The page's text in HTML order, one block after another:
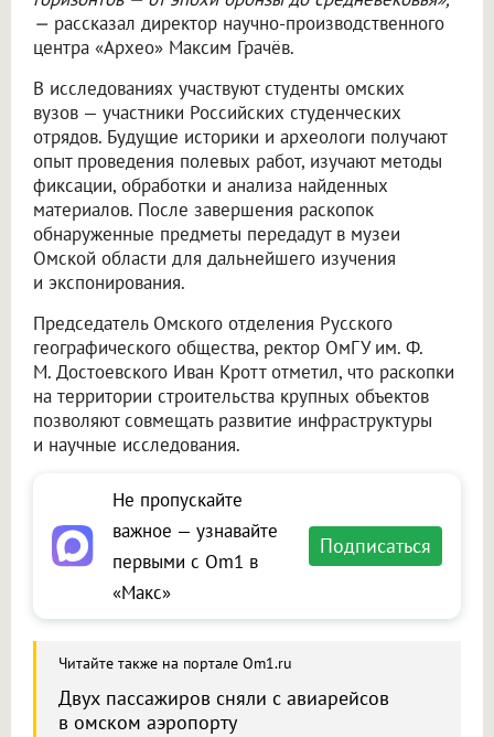
— рассказал директор научно-производственного
центра «Архео» Максим Грачёв.
В исследованиях участвуют студенты омских
вузов — участники Российских студенческих
отрядов. Будущие историки и археологи получают
опыт проведения полевых работ, изучают методы
фиксации, обработки и анализа найденных
материалов. После завершения раскопок
обнаруженные предметы передадут в музеи
Омской области для дальнейшего изучения
и экспонирования.
Председатель Омского отделения Русского
географического общества, ректор ОмГУ им. Ф.
М. Достоевского Иван Кротт отметил, что раскопки
на территории строительства крупных объектов
позволяют совмещать развитие инфраструктуры
и научные исследования.
Не пропускайте
важное — узнавайте
первыми с Om1 в
«Макс»
Подписаться
Читайте также на портале Om1.ru
Двух пассажиров сняли с авиарейсов
в омском аэропорту